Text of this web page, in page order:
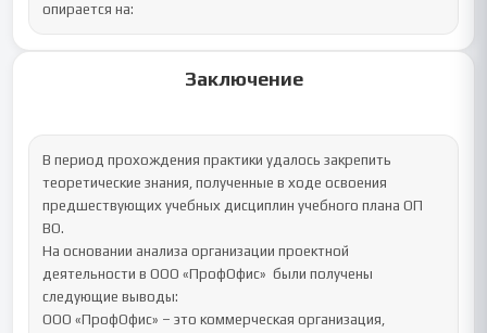
опирается на:
Заключение
В период прохождения практики удалось закрепить
теоретические знания, полученные в ходе освоения
предшествующих учебных дисциплин учебного плана ОП
ВО.
На основании анализа организации проектной
деятельности в ООО «ПрофОфис»  были получены
следующие выводы:
ООО «ПрофОфис» – это коммерческая организация,